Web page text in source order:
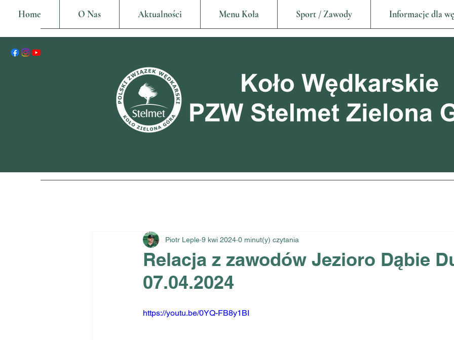
Home O Nas Aktualności Menu Koła Sport / Zawody Informacje dla
Relacja z zawodów Jezioro Dąbie
07.04.2024
Piotr Leple 9 kwi 2024 0 minut(y) czytania
https://youtu.be/0YQ-FB8y1BI